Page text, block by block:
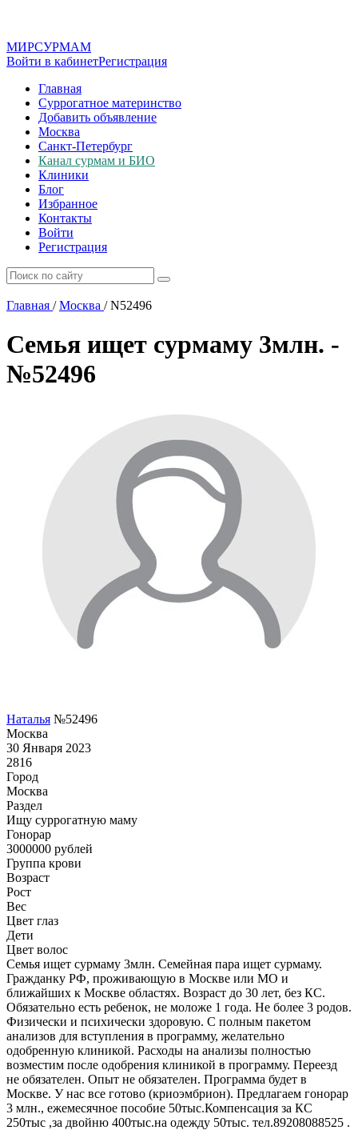
МИРСУРМАМ
Войти в кабинетРегистрация
Главная
Суррогатное материнство
Добавить объявление
Москва
Санкт-Петербург
Канал сурмам и БИО
Клиники
Блог
Избранное
Контакты
Войти
Регистрация
Главная / Москва /N52496
Семья ищет сурмаму 3млн. -
№52496
Наталья №52496
Москва
30 Января 2023
2816
Город
Москва
Раздел
Ищу суррогатную маму
Гонoрар
3000000 рублей
Группа крови
Возраст
Рост
Вес
Цвет глаз
Дети
Цвет волос
Семья ищет сурмаму 3млн. Семейная пара ищет сурмаму.
Гражданку РФ, проживающую в Москве или МО и
ближайших к Москве областях. Возраст до 30 лет, без КС.
Обязательно есть ребенок, не моложе 1 года. Не более 3 родов.
Физически и психически здоровую. С полным пакетом
анализов для вступления в программу, желательно
одобренную клиникой. Расходы на анализы полностью
возместим после одобрения клиникой в программу. Переезд
не обязателен. Опыт не обязателен. Программа будет в
Москве. У нас все готово (криоэмбрион). Предлагаем гонорар
3 млн., ежемесячное пособие 50тыс.Компенсация за КС
250тыс ,за двойню 400тыс.на одежду 50тыс. тел.89208088525 .